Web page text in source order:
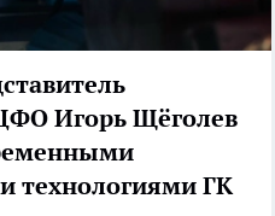
Игорь Щёголев
технологиями ГК